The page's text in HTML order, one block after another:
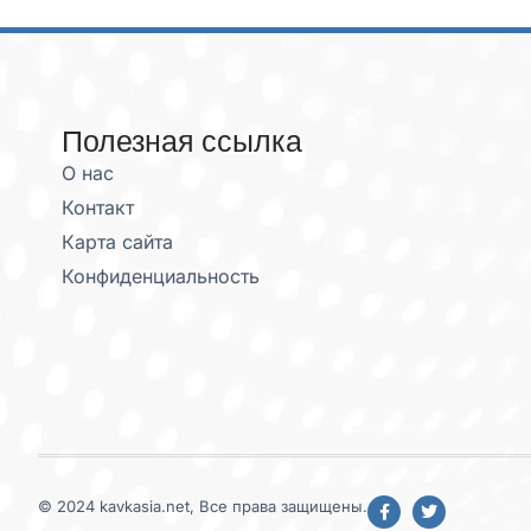
Полезная ссылка
О нас
Контакт
Карта сайта
Конфиденциальность
© 2024 kavkasia.net, Все права защищены.